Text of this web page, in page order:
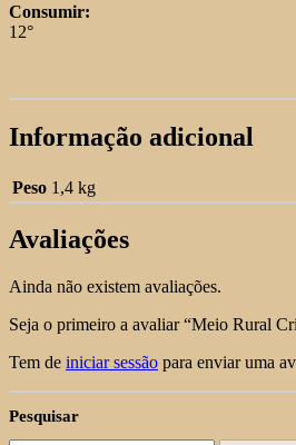
Consumir:
12°
Informação adicional
Peso 1,4 kg
Avaliações
Ainda não existem avaliações.
Seja o primeiro a avaliar “Meio Rural
Tem de iniciar sessão para enviar uma
Pesquisar